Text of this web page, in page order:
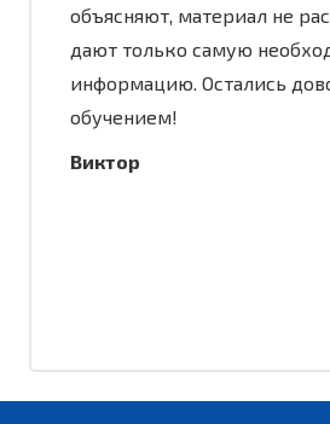
объясняют, материал не
дают только самую
информацию. Остались
обучением!
Виктор